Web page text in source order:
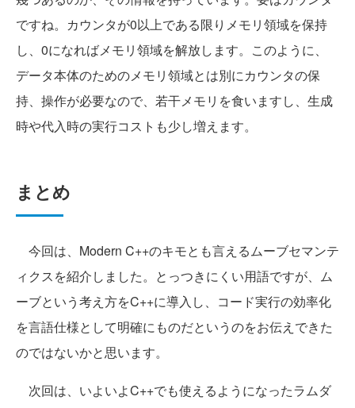
ですね。カウンタが0以上である限りメモリ領域を保持
し、0になればメモリ領域を解放します。このように、
データ本体のためのメモリ領域とは別にカウンタの保
持、操作が必要なので、若干メモリを食いますし、生成
時や代入時の実行コストも少し増えます。
まとめ
今回は、Modern C++のキモとも言えるムーブセマンテ
ィクスを紹介しました。とっつきにくい用語ですが、ム
ーブという考え方をC++に導入し、コード実行の効率化
を言語仕様として明確にものだというのをお伝えできた
のではないかと思います。
次回は、いよいよC++でも使えるようになったラムダ